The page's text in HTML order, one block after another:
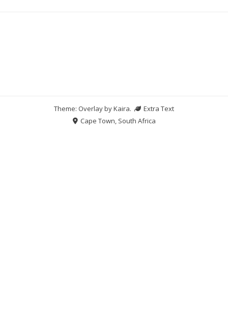
Theme: Overlay byKaira.
Extra Text
Cape Town, South Africa